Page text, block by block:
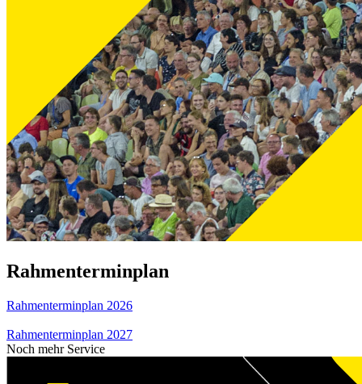
Rahmenterminplan
Rahmenterminplan 2026
Rahmenterminplan 2027
Noch mehr Service